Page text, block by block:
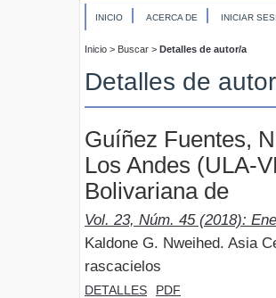
INICIO ACERCA DE INICIAR
Inicio > Buscar > Detalles de autor/a
Detalles de
Guíñez Fuentes,
Los Andes (ULA-
Bolivariana de
Vol. 23, Núm. 45 (2018):
Kaldone G. Nweihed. Asia
rascacielos
DETALLES PDF